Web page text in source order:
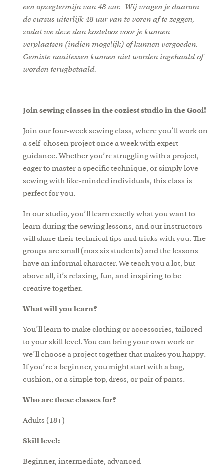
een opzegtermijn van 48 uur. Wij vragen je daarom
de cursus uiterlijk 48 uur van te voren af te zeggen,
zodat we deze dan kosteloos voor je kunnen
verplaatsen (indien mogelijk) of kunnen vergoeden.
Gemiste naailessen kunnen niet worden ingehaald of
worden terugbetaald.
Join sewing classes in the coziest studio in the Gooi!
Join our four-week sewing class, where you’ll work on
a self-chosen project once a week with expert
guidance. Whether you’re struggling with a project,
eager to master a specific technique, or simply love
sewing with like-minded individuals, this class is
perfect for you.
In our studio, you’ll learn exactly what you want to
learn during the sewing lessons, and our instructors
will share their technical tips and tricks with you. The
groups are small (max six students) and the lessons
have an informal character. We teach you a lot, but
above all, it’s relaxing, fun, and inspiring to be
creative together.
What will you learn?
You’ll learn to make clothing or accessories, tailored
to your skill level. You can bring your own work or
we’ll choose a project together that makes you happy.
If you’re a beginner, you might start with a bag,
cushion, or a simple top, dress, or pair of pants.
Who are these classes for?
Adults (18+)
Skill level:
Beginner, intermediate, advanced